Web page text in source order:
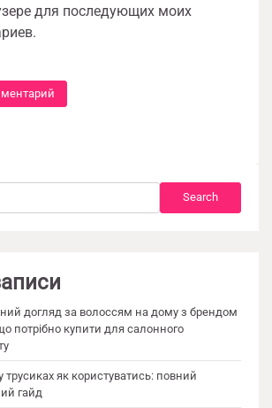
для последующих моих
Search
догляд за волоссям на дому з брендом
потрібно купити для салонного
трусиках як користуватись: повний
гайд